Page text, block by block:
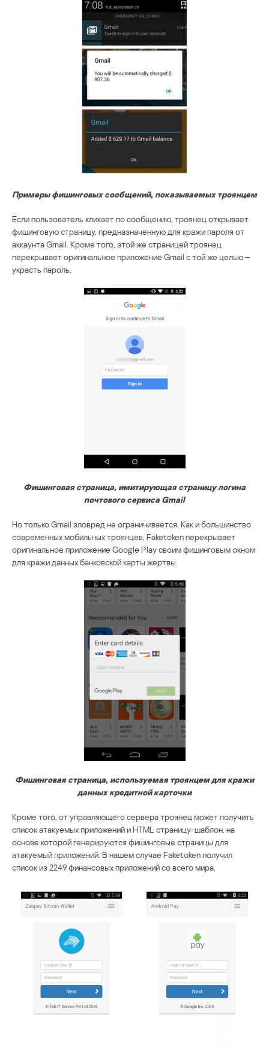
Примеры фишинговых сообщений, показываемых троянцем
Если пользователь кликает по сообщению, троянец открывает
фишинговую страницу, предназначенную для кражи пароля от
аккаунта Gmail. Кроме того, этой же страницей троянец
перекрывает оригинальное приложение Gmail с той же целью –
украсть пароль.
Фишинговая страница, имитирующая страницу логина
почтового сервиса Gmail
Но только Gmail зловред не ограничивается. Как и большинство
современных мобильных троянцев, Faketoken перекрывает
оригинальное приложение Google Play своим фишинговым окном
для кражи данных банковской карты жертвы.
Фишинговая страница, используемая троянцем для кражи
данных кредитной карточки
Кроме того, от управляющего сервера троянец может получить
список атакуемых приложений и HTML страницу-шаблон, на
основе которой генерируются фишинговые страницы для
атакуемый приложений. В нашем случае Faketoken получил
список из 2249 финансовых приложений со всего мира.